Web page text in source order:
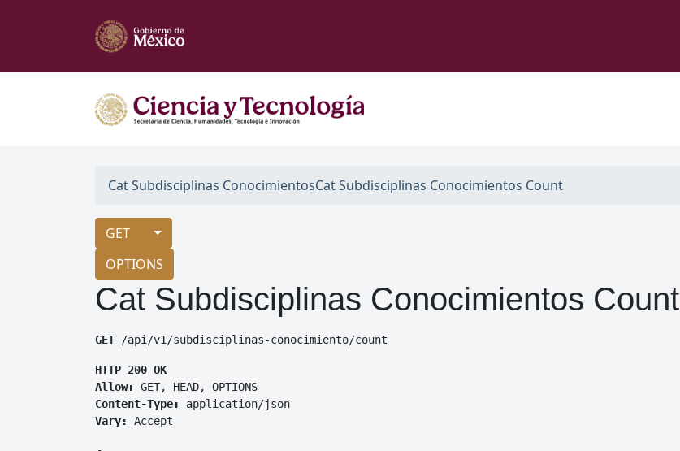
Cat Subdisciplinas ConocimientosCat Subdisciplinas Conocimientos Count
GET
OPTIONS
Cat Subdisciplinas Conocimientos Count
GET /api/v1/subdisciplinas-conocimiento/count
HTTP 200 OK
Allow:
GET, HEAD, OPTIONS
Content-Type:
application/json
Vary:
Accept